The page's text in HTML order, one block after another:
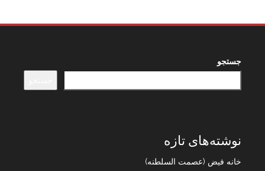
جستجو
نوشته‌های تازه
خانه فیض (عصمت السلطنه)